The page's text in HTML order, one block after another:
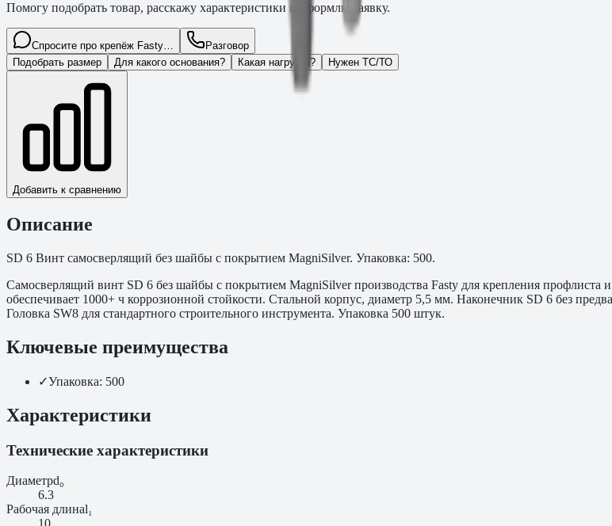
Помогу подобрать товар, расскажу характеристики и оформлю заявку.
Спросите про крепёж Fasty…
Разговор
Подобрать размер
Для какого основания? Какая нагрузка? Нужен ТС/ТО
Добавить к сравнению
Описание
SD 6 Винт самосверлящий без шайбы с покрытием MagniSilver. Упаковка: 500.
Самосверлящий винт SD 6 без шайбы с покрытием MagniSilver производства Fasty для крепления
обеспечивает 1000+ ч коррозионной стойкости. Стальной корпус, диаметр 5,5 мм. Наконечник SD 6 без
Головка SW8 для стандартного строительного инструмента. Упаковка 500 штук.
Ключевые преимущества
✓Упаковка: 500
Характеристики
Технические характеристики
Диаметрd₀
6.3
Рабочая длинаl₁